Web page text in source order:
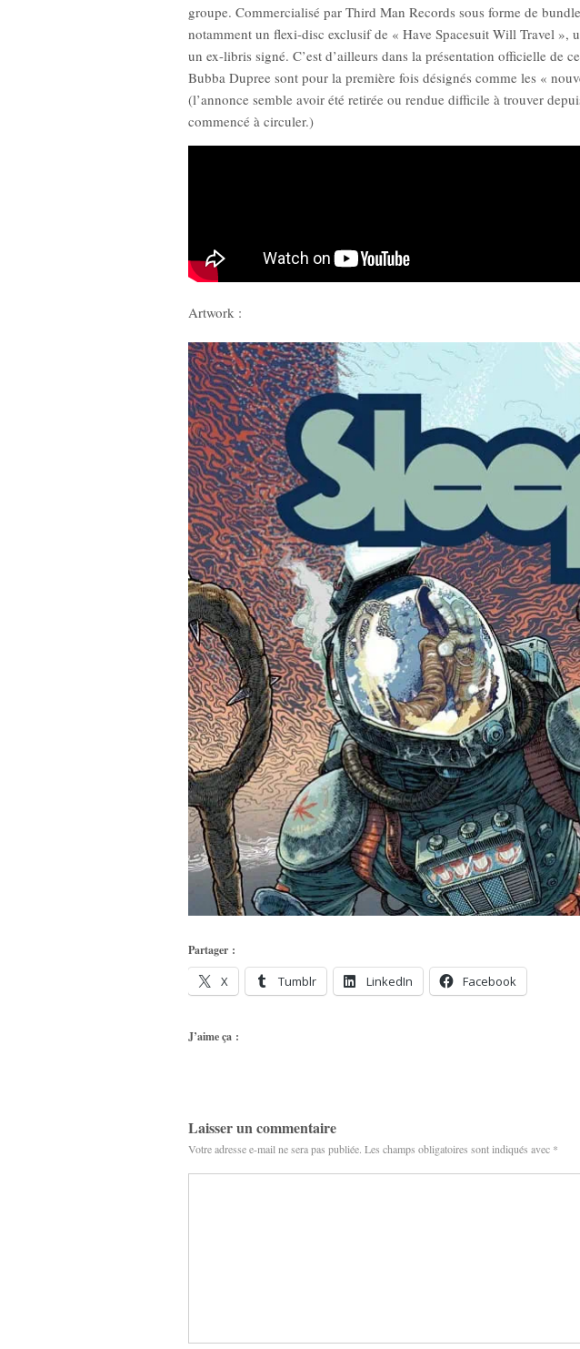
groupe. Commercialisé par Third Man Records sous forme de
notamment un flexi-disc exclusif de « Have Spacesuit Will Travel »,
un ex-libris signé. C’est d’ailleurs dans la présentation officielle de
Bubba Dupree sont pour la première fois désignés comme les «
(l’annonce semble avoir été retirée ou rendue difficile à trouver
commencé à circuler.)
Artwork :
Partager :
X Tumblr LinkedIn Facebook
J’aime ça :
Laisser un commentaire
Votre adresse e-mail ne sera pas publiée. Les champs obligatoires sont indiqués avec *